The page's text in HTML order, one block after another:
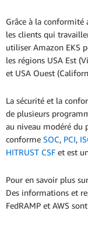
Grâce à la conformité
les clients qui
utiliser Amazon EKS
les régions USA Est
et USA Ouest
La sécurité et la
de plusieurs
au niveau modéré du
conforme SOC, PCI,
HITRUST CSF et est
Pour en savoir plus
Des informations et
FedRAMP et AWS